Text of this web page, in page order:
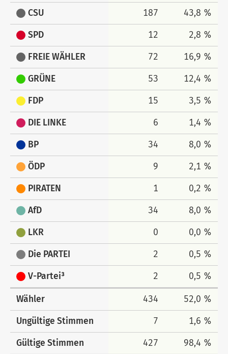
CSU 187 43,8 %
SPD 12 2,8 %
FREIE WÄHLER 72 16,9 %
GRÜNE 53 12,4 %
FDP 15 3,5 %
DIE LINKE 6 1,4 %
BP 34 8,0 %
ÖDP 9 2,1 %
PIRATEN 1 0,2 %
AfD 34 8,0 %
LKR 0 0,0 %
Die PARTEI 2 0,5 %
V-Partei³ 2 0,5 %
Wähler 434 52,0 %
Ungültige Stimmen 7 1,6 %
Gültige Stimmen 427 98,4 %